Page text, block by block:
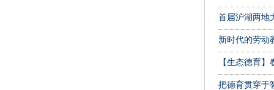
首届沪湖两地
新时代的劳动
【生态德育
把德育贯穿于